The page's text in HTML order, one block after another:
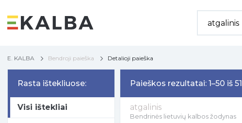
E. KALBA Bendroji paieška Detalioji paieška
Rasta ištekliuose:
Visi ištekliai
Paieškos rezultatai: 1–50 iš 51
atgalinis
Bendrinės lietuvių kalbos žodynas